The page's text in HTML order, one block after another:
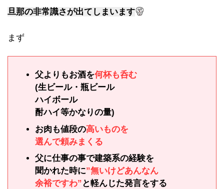
旦那の非常識さが出てしまいます
まず
父よりもお酒を何杯も呑む
(生ビール・瓶ビール
ハイボール
酎ハイ等かなりの量)
お肉も値段の高いものを
選んで頼みまくる
父に仕事の事で建築系の経験を
聞かれた時に”無いけどあんなん
余裕ですわ” と軽んじた発言をする